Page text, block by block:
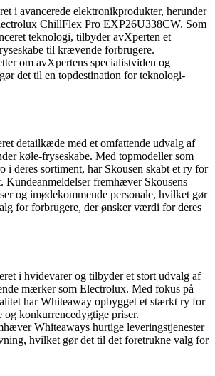
i avancerede elektronikprodukter, herunder
ChillFlex Pro EXP26U338CW. Som
teknologi, tilbyder avXperten et
til krævende forbrugere.
om avXpertens specialistviden og
det til en topdestination for teknologi-
detailkæde med et omfattende udvalg af
køle-fryseskabe. Med topmodeller som
i deres sortiment, har Skousen skabt et ry for
Kundeanmeldelser fremhæver Skousens
og imødekommende personale, hvilket gør
for forbrugere, der ønsker værdi for deres
i hvidevarer og tilbyder et stort udvalg af
mærker som Electrolux. Med fokus på
har Whiteaway opbygget et stærkt ry for
og konkurrencedygtige priser.
Whiteaways hurtige leveringstjenester
hvilket gør det til det foretrukne valg for